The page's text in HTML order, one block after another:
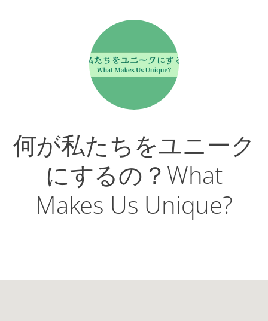
何が私たちをユニーク
にするの？What
Makes Us Unique?